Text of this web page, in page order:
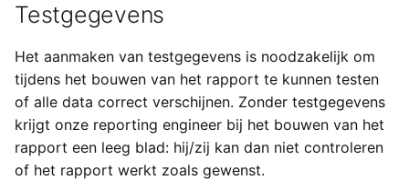
Yesplan 1.16, dec 2014
Yesplan 1.15, sep 2014
Yesplan 1.14, jun 2014
Yesplan 1.13, mei 2014
Testgegevens
Het aanmaken van testgegevens is noodzakelijk om
tijdens het bouwen van het rapport te kunnen testen
of alle data correct verschijnen. Zonder testgegevens
krijgt onze reporting engineer bij het bouwen van het
rapport een leeg blad: hij/zij kan dan niet controleren
of het rapport werkt zoals gewenst.